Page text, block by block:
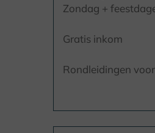
Zondag +
Gratis inkom
Rondleidingen